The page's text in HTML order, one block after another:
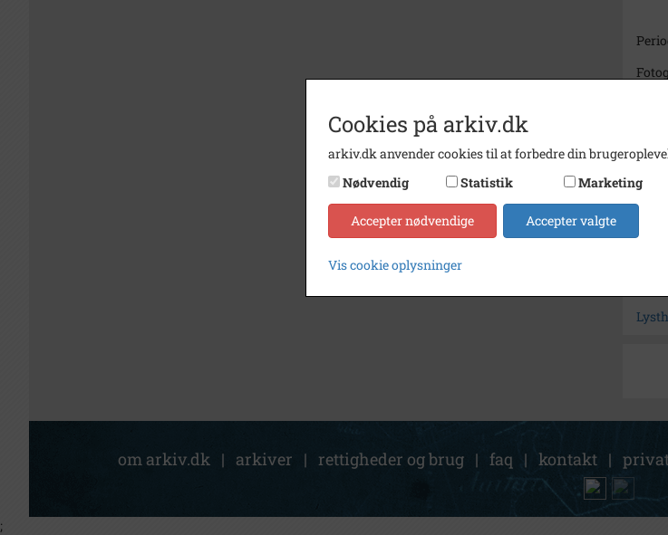
Arkiv
om arkiv.dk | arkiver | rettigheder og brug | faq | kontakt |
Cookies på arkiv.dk
arkiv.dk anvender cookies til at forbedre din
Nødvendig
Statistik Marketing
Accepter nødvendige Accepter valgte
Vis cookie oplysninger
;